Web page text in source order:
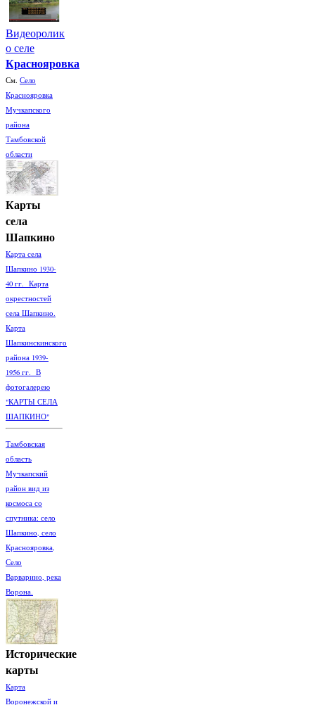
Видеоролик
о селе
Краснояровка
См. Село
Краснояровка
Мучкапского
района
Тамбовской
области
Карты
села
Шапкино
Карта села
Шапкино 1930-
40 гг. Карта
окрестностей
села Шапкино.
Карта
Шапкинскинского
района 1939-
1956 гг. В
фотогалерею
"КАРТЫ СЕЛА
ШАПКИНО"
Тамбовская
область
Мучкапский
район вид из
космоса со
спутника: село
Шапкино, село
Краснояровка,
Село
Варварино, река
Ворона.
Исторические
карты
Карта
Воронежской и